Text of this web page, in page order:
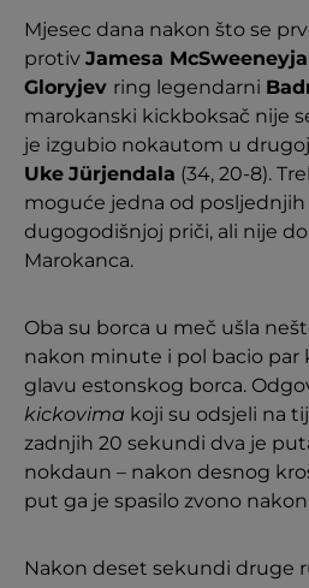
Mjesec dana nakon što se
protiv Jamesa McSweeneyja
Gloryjev ring legendarni
marokanski kickboksač nije
je izgubio nokautom u
Uke Jürjendala (34, 20-8).
moguće jedna od posljednjih
dugogodišnjoj priči, ali nije
Marokanca.
Oba su borca u meč ušla
nakon minute i pol bacio par
glavu estonskog borca.
kickovima koji su odsjeli na
zadnjih 20 sekundi dva je
nokdaun – nakon desnog
put ga je spasilo zvono
Nakon deset sekundi druge